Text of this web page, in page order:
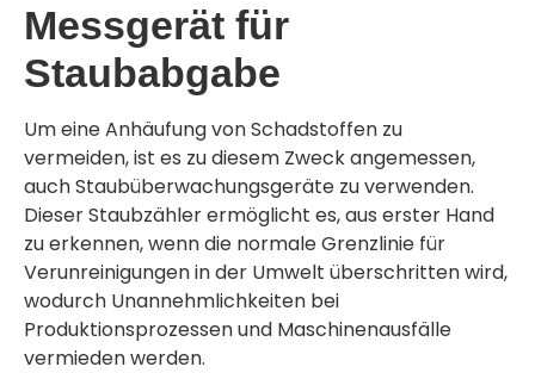
Messgerät für
Staubabgabe
Um eine Anhäufung von Schadstoffen zu
vermeiden, ist es zu diesem Zweck angemessen,
auch Staubüberwachungsgeräte zu verwenden.
Dieser Staubzähler ermöglicht es, aus erster Hand
zu erkennen, wenn die normale Grenzlinie für
Verunreinigungen in der Umwelt überschritten wird,
wodurch Unannehmlichkeiten bei
Produktionsprozessen und Maschinenausfälle
vermieden werden.